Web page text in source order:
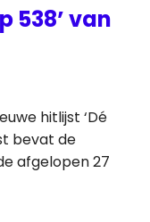
538’ van
hitlijst ‘Dé
bevat de
afgelopen 27